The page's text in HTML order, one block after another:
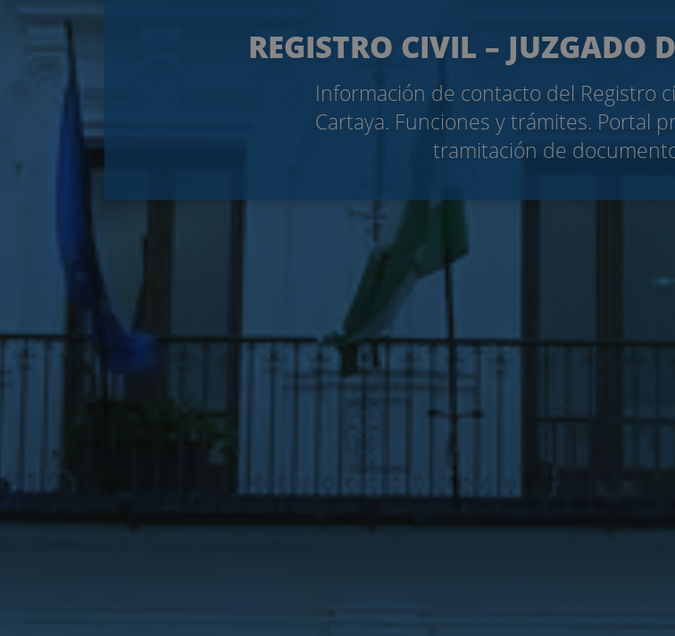
REGISTRO CIVIL – JUZGADO
Información de contacto del Registro
Cartaya. Funciones y trámites. Portal
tramitación de